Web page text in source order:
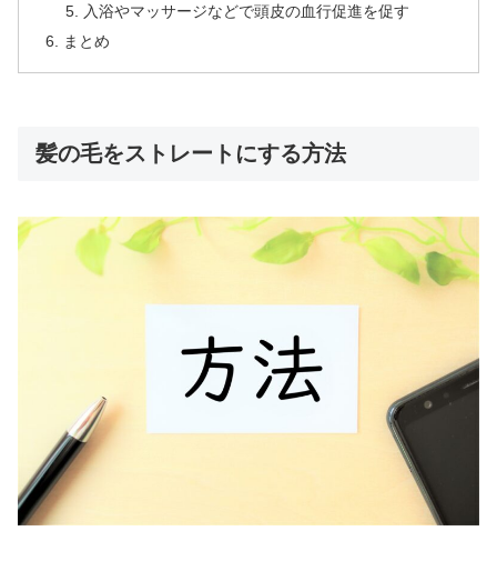
入浴やマッサージなどで頭皮の血行促進を促す
まとめ
髪の毛をストレートにする方法